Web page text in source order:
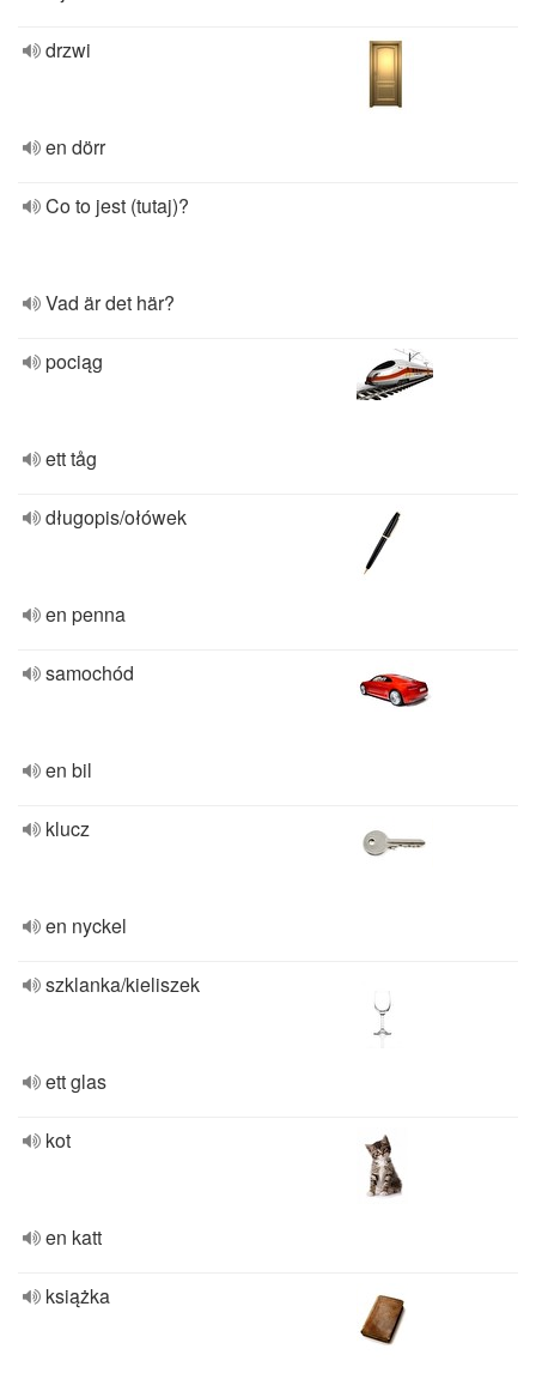
drzwi
en dörr
Co to jest (tutaj)?
Vad är det här?
pociąg
ett tåg
długopis/ołówek
en penna
samochód
en bil
klucz
en nyckel
szklanka/kieliszek
ett glas
kot
en katt
książka